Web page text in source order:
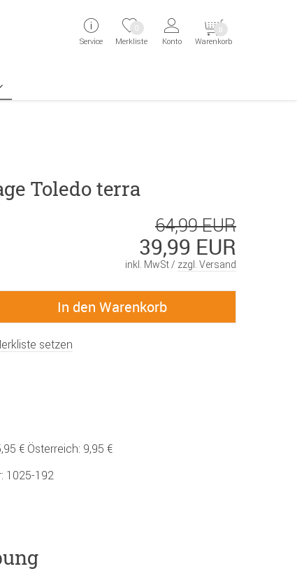
Service Merkliste
0
Konto Warenkorb
0
Toledo terra
64,99 EUR
39,99 EUR
inkl. MwSt / zzgl. Versand
setzen
€ Österreich: 9,95 €
1025-192